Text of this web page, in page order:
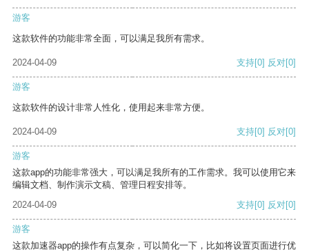
游客
这款软件的功能非常全面，可以满足我所有需求。
2024-04-09 支持[0] 反对[0]
游客
这款软件的设计非常人性化，使用起来非常方便。
2024-04-09 支持[0] 反对[0]
游客
这款app的功能非常强大，可以满足我所有的工作需求。我可以使用它来
编辑文档、制作演示文稿、管理日程安排等。
2024-04-09
支持[0] 反对[0]
游客
这款加速器app的操作有点复杂，可以简化一下，比如将设置页面进行优